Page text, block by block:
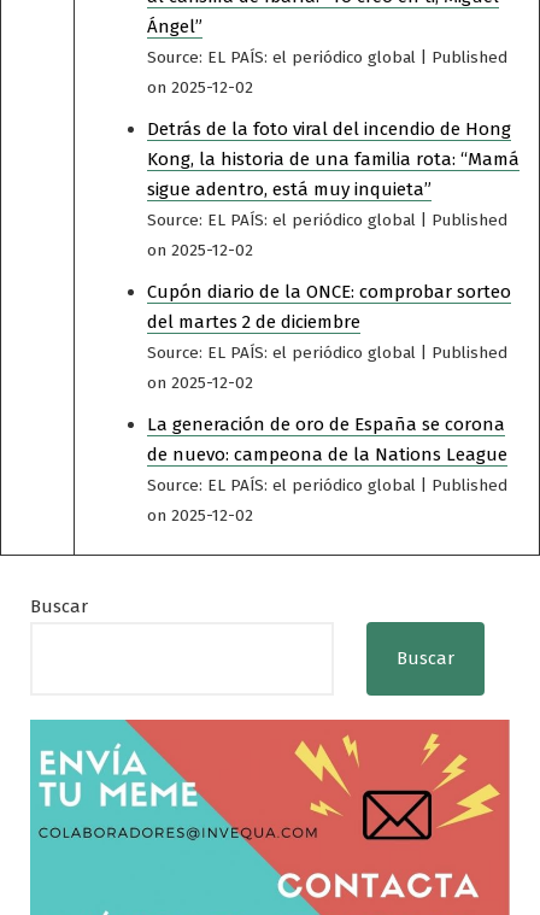
Ángel”
Source: EL PAÍS: el periódico global
Published
on 2025-12-02
Detrás de la foto viral del incendio de Hong
Kong, la historia de una familia rota: “Mamá
sigue adentro, está muy inquieta”
Source: EL PAÍS: el periódico global
Published
on 2025-12-02
Cupón diario de la ONCE: comprobar sorteo
del martes 2 de diciembre
Source: EL PAÍS: el periódico global
Published
on 2025-12-02
La generación de oro de España se corona
de nuevo: campeona de la Nations League
Source: EL PAÍS: el periódico global
Published
on 2025-12-02
Buscar
Buscar